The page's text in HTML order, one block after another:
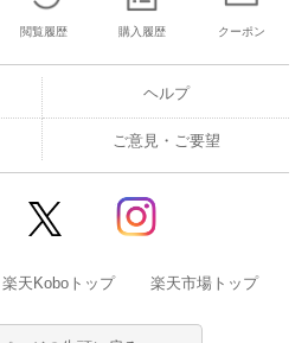
閲覧履歴 購入履歴 クーポン
ヘルプ
ご意見・ご要望
楽天Koboトップ 楽天市場トップ